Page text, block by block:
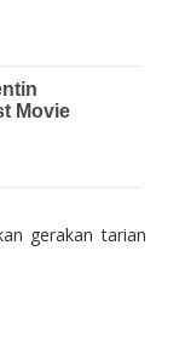
gerakan tarian